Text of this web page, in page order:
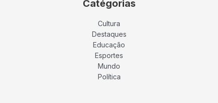
Catégorias
Cultura
Destaques
Educação
Esportes
Mundo
Política